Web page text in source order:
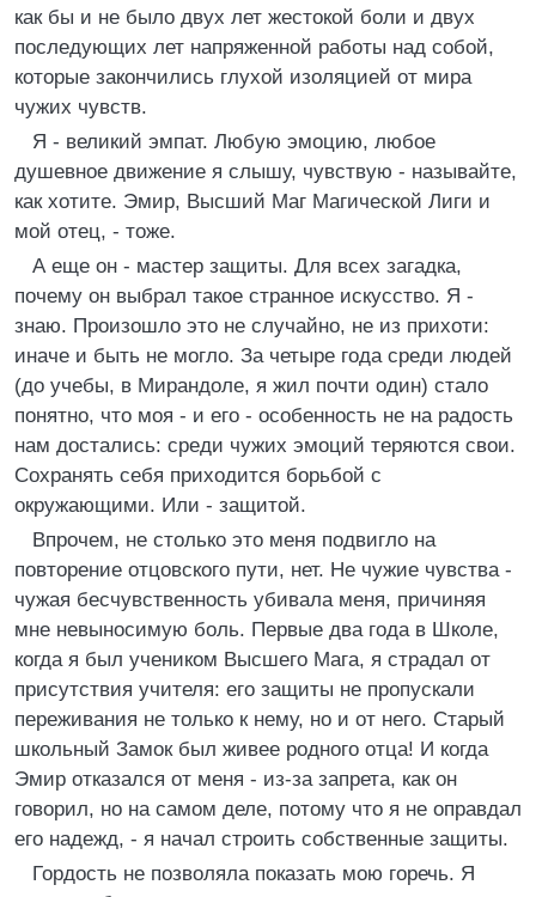
как бы и не было двух лет жестокой боли и двух
последующих лет напряженной работы над собой,
которые закончились глухой изоляцией от мира
чужих чувств.
Я - великий эмпат. Любую эмоцию, любое
душевное движение я слышу, чувствую - называйте,
как хотите. Эмир, Высший Маг Магической Лиги и
мой отец, - тоже.
А еще он - мастер защиты. Для всех загадка,
почему он выбрал такое странное искусство. Я -
знаю. Произошло это не случайно, не из прихоти:
иначе и быть не могло. За четыре года среди людей
(до учебы, в Мирандоле, я жил почти один) стало
понятно, что моя - и его - особенность не на радость
нам достались: среди чужих эмоций теряются свои.
Сохранять себя приходится борьбой с
окружающими. Или - защитой.
Впрочем, не столько это меня подвигло на
повторение отцовского пути, нет. Не чужие чувства -
чужая бесчувственность убивала меня, причиняя
мне невыносимую боль. Первые два года в Школе,
когда я был учеником Высшего Мага, я страдал от
присутствия учителя: его защиты не пропускали
переживания не только к нему, но и от него. Старый
школьный Замок был живее родного отца! И когда
Эмир отказался от меня - из-за запрета, как он
говорил, но на самом деле, потому что я не оправдал
его надежд, - я начал строить собственные защиты.
Гордость не позволяла показать мою горечь. Я